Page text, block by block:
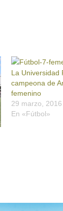
La Universidad
campeona de
femenino
29 marzo, 2016
En «Fútbol»